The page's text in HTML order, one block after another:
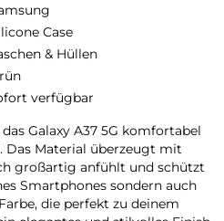
Case
& Hüllen
verfügbar
Galaxy A37 5G komfortabel
Das Material überzeugt mit
großartig anfühlt und schützt
Smartphones sondern auch
die perfekt zu deinem